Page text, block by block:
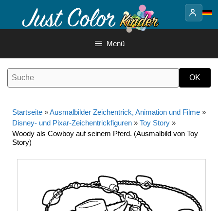
Inhalt
Menü
Startseite »Ausmalbilder Zeichentrick, Animation und Filme »
Disney- und Pixar-Zeichentrickfiguren » Toy Story »
Woody als Cowboy auf seinem Pferd. (Ausmalbild von Toy
Story)